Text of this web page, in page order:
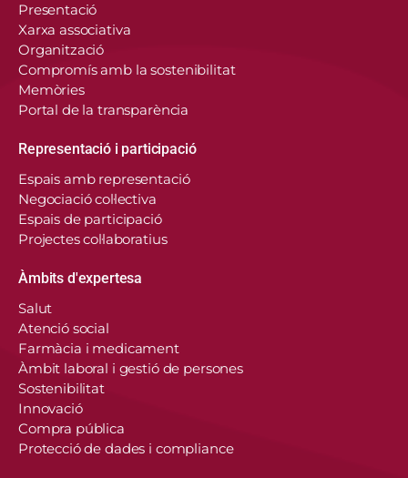
Presentació
Xarxa associativa
Organització
Compromís amb la sostenibilitat
Memòries
Portal de la transparència
Representació i participació
Espais amb representació
Negociació col·lectiva
Espais de participació
Projectes col·laboratius
Àmbits d'expertesa
Salut
Atenció social
Farmàcia i medicament
Àmbit laboral i gestió de persones
Sostenibilitat
Innovació
Compra pública
Protecció de dades i compliance